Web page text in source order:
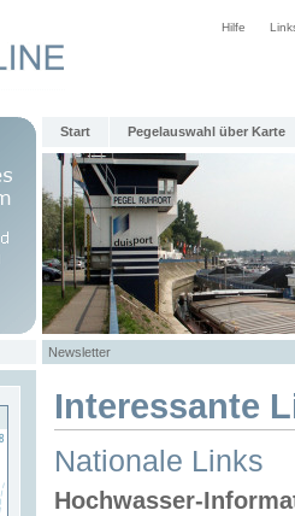
Hilfe
Start Pegelauswahl über Karte
Newsletter
Interessante
Nationale Links
Hochwasser-